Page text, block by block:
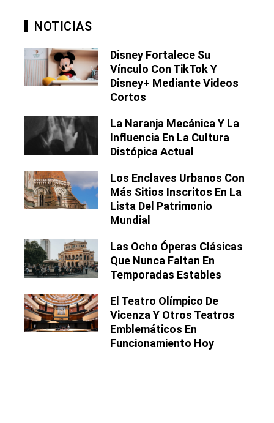
NOTICIAS
Disney Fortalece Su
Vínculo Con TikTok Y
Disney+ Mediante Videos
Cortos
La Naranja Mecánica Y La
Influencia En La Cultura
Distópica Actual
Los Enclaves Urbanos Con
Más Sitios Inscritos En La
Lista Del Patrimonio
Mundial
Las Ocho Óperas Clásicas
Que Nunca Faltan En
Temporadas Estables
El Teatro Olímpico De
Vicenza Y Otros Teatros
Emblemáticos En
Funcionamiento Hoy